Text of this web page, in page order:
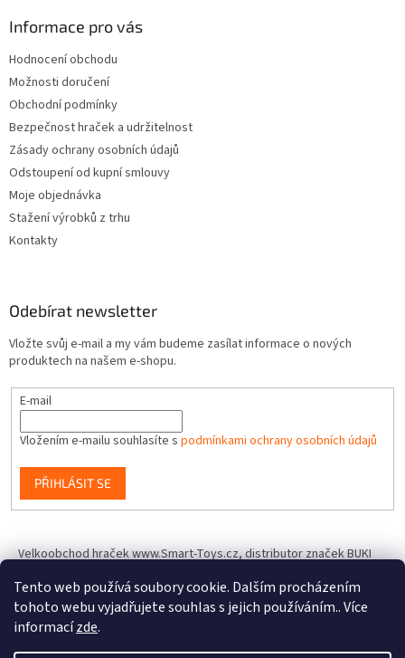
Tento web používá soubory cookie. Dalším procházením
tohoto webu vyjadřujete souhlas s jejich používáním.. Více
informacízde.
Informace pro vás
Hodnocení obchodu
Možnosti doručení
Obchodní podmínky
Bezpečnost hraček a udržitelnost
Zásady ochrany osobních údajů
Odstoupení od kupní smlouvy
Moje objednávka
Stažení výrobků z trhu
Kontakty
Odebírat newsletter
Vložte svůj e-mail a my vám budeme zasílat informace o nových
produktech na našem e-shopu.
E-mail
Vložením e-mailu souhlasíte s podmínkami ochrany osobních údajů
PŘIHLÁSIT SE
Velkoobchod hraček www.Smart-Toys.cz, distributor značek BUKI